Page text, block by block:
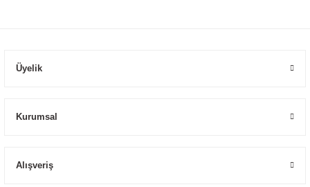
Üyelik
Kurumsal
Alışveriş